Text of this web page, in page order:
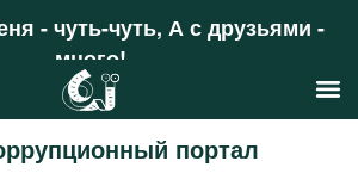
- чуть-чуть, А с друзьями -
много!
Поддержать
портал